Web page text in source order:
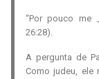
“Por pouco me
26:28).
A pergunta de
Como judeu, ele